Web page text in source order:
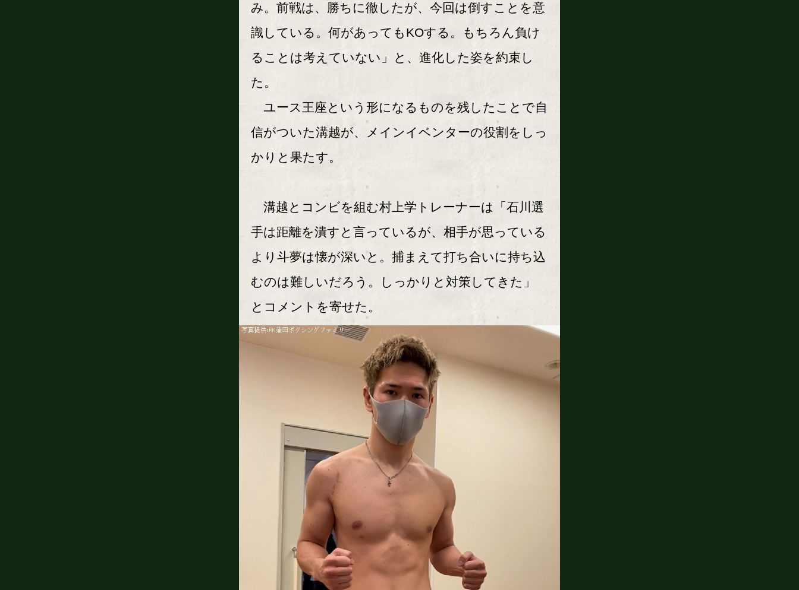
み。前戦は、勝ちに徹したが、今回は倒すことを意
識している。何があってもKOする。もちろん負け
ることは考えていない」と、進化した姿を約束し
た。
ユース王座という形になるものを残したことで自
信がついた溝越が、メインイベンターの役割をしっ
かりと果たす。
溝越とコンビを組む村上学トレーナーは「石川選
手は距離を潰すと言っているが、相手が思っている
より斗夢は懐が深いと。捕まえて打ち合いに持ち込
むのは難しいだろう。しっかりと対策してきた」
とコメントを寄せた。